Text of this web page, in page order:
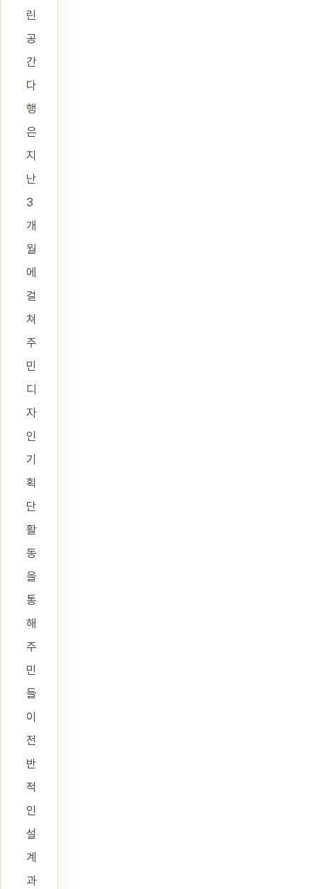
린
공
간
다
행
은
지
난
3
개
월
에
걸
쳐
주
민
디
자
인
기
획
단
활
동
을
통
해
주
민
들
이
전
반
적
인
설
계
과